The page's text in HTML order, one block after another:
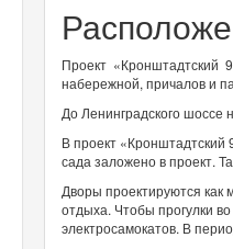
Проект
набережной, причалов и
До Ленинградского
В проект «Кронштадтский
сада заложено в проект.
Дворы проектируются как
отдыха. Чтобы прогулки
электросамокатов. В